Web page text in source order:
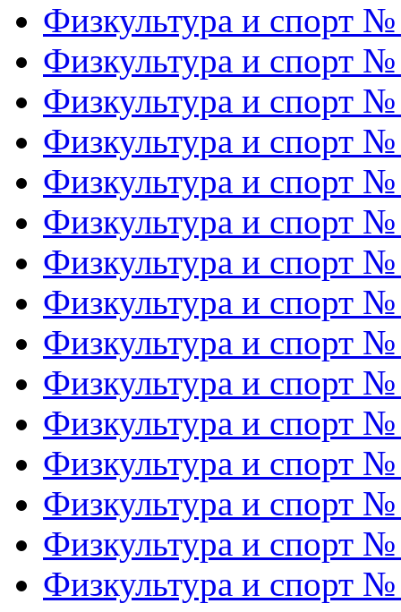
Физкультура и спорт
Физкультура и спорт
Физкультура и спорт
Физкультура и спорт
Физкультура и спорт
Физкультура и спорт
Физкультура и спорт
Физкультура и спорт
Физкультура и спорт
Физкультура и спорт
Физкультура и спорт
Физкультура и спорт
Физкультура и спорт
Физкультура и спорт
Физкультура и спорт